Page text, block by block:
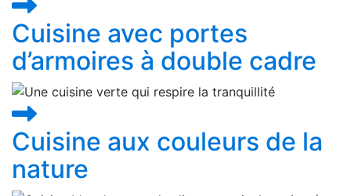
Cuisine avec portes
d’armoires à double cadre
Cuisine aux couleurs de la
nature